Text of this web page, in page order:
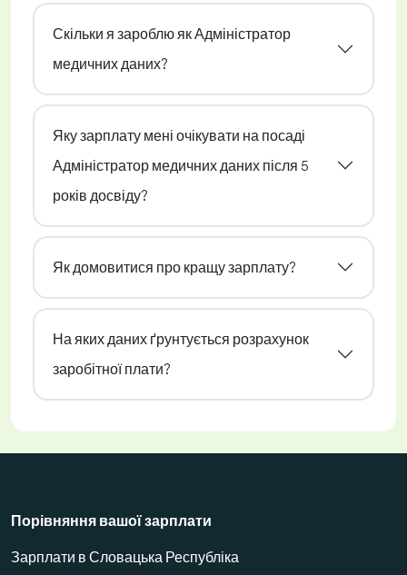
Скільки я зароблю як Адміністратор
медичних даних?
Яку зарплату мені очікувати на посаді
Адміністратор медичних даних після 5
років досвіду?
Як домовитися про кращу зарплату?
На яких даних ґрунтується розрахунок
заробітної плати?
Порівняння вашої зарплати
Зарплати в Словацька Республіка